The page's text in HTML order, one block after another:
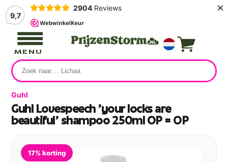
9,7
2904 Reviews ×
MENU
Guhl
Guhl Lovespeech 'your locks are
beautiful' shampoo 250ml OP = OP
17% korting